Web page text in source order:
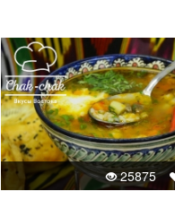
25875